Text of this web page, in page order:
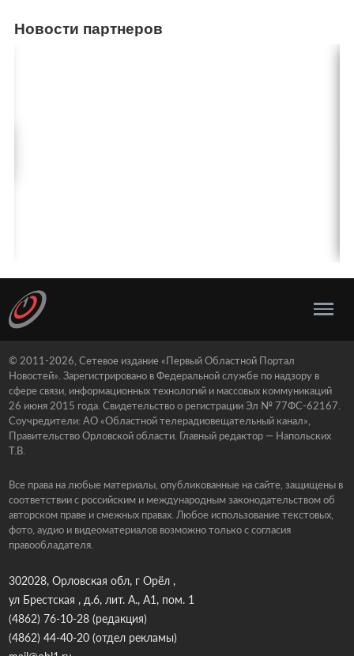
Новости партнеров
© 2011-2026, Сетевое издание «Первый Областной Портал
Новостей». Зарегистрировано в Федеральной службе по надзору в
сфере связи, информационных технологий и массовых коммуникаций
26 июня 2015 года. Свидетельство о регистрации Эл № 77ФС-62167.
Соучредители: АО «Областной телерадиовещательный канал»,
Правительство Орловской области. Главный редактор — Напольских
Т.В.
Все права на любые материалы, опубликованные на сайте, защищены в
соответствии с российским и международным законодательством об
авторском праве и смежных правах. Любое использование текстовых,
фото, аудио и видеоматериалов возможно только с согласия
правообладателя.
302028, Орловская обл, г Орёл ,
ул Брестская , д.6, лит. А., А1, пом. 1
(4862) 76-10-28(редакция)
(4862) 44-40-20(отдел рекламы)